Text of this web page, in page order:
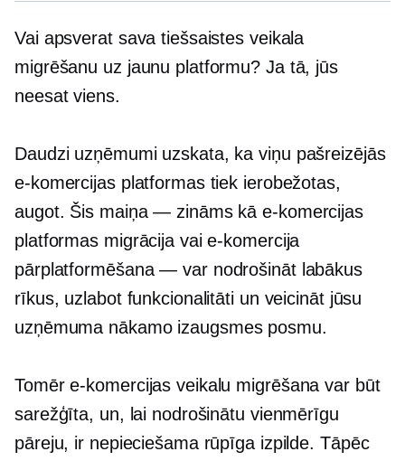
Vai apsverat sava tiešsaistes veikala
migrēšanu uz jaunu platformu? Ja tā, jūs
neesat viens.
Daudzi uzņēmumi uzskata, ka viņu pašreizējās
e-komercijas platformas tiek ierobežotas,
augot. Šis maiņa — zināmskā e-komercijas
platformas migrācija vai e-komercija
pārplatformēšana — varnodrošināt labākus
rīkus, uzlabot funkcionalitāti un veicināt jūsu
uzņēmuma nākamo izaugsmes posmu.
Tomēr e-komercijas veikalu migrēšana var būt
sarežģīta, un, lai nodrošinātu vienmērīgu
pāreju, ir nepieciešama rūpīga izpilde. Tāpēc